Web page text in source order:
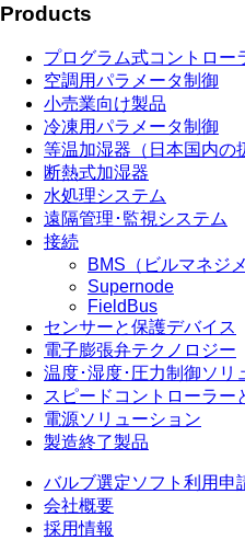
Products
プログラム式コントロー
空調用パラメータ制御
小売業向け製品
冷凍用パラメータ制御
等温加湿器（日本国内の
断熱式加湿器
水処理システム
遠隔管理･監視システム
接続
BMS（ビルマネジ
Supernode
FieldBus
センサーと保護デバイス
電子膨張弁テクノロジー
温度･湿度･圧力制御ソリ
スピードコントローラー
電源ソリューション
製造終了製品
バルブ選定ソフト利用申
会社概要
採用情報